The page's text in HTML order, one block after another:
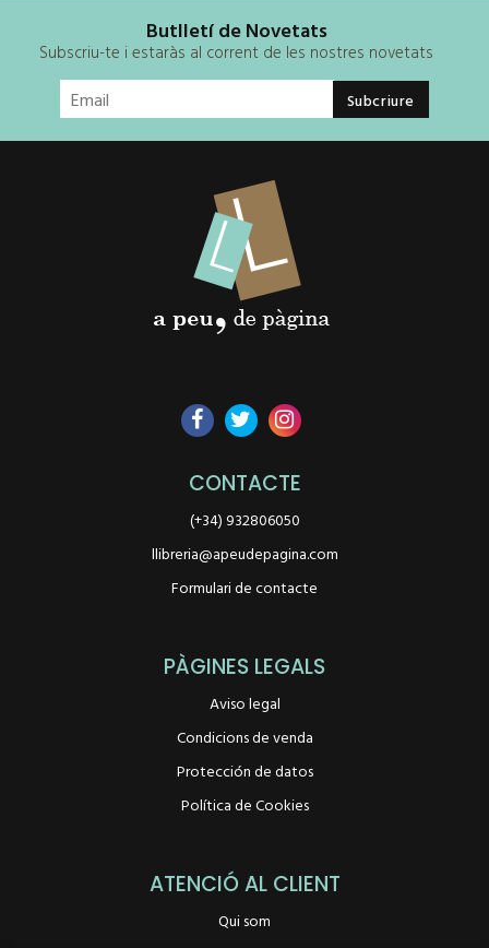
Butlletí de Novetats
Subscriu-te i estaràs al corrent de les nostres novetats
CONTACTE
(+34) 932806050
llibreria@apeudepagina.com
Formulari de contacte
PÀGINES LEGALS
Aviso legal
Condicions de venda
Protección de datos
Política de Cookies
ATENCIÓ AL CLIENT
Qui som